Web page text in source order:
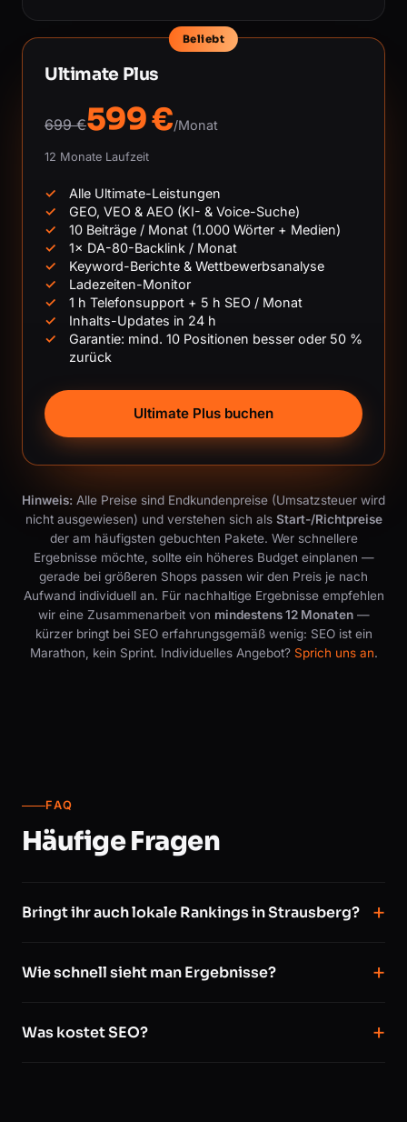
Beliebt
Ultimate Plus
699 €599 €/Monat
12 Monate Laufzeit
Alle Ultimate-Leistungen
GEO, VEO & AEO (KI- & Voice-Suche)
10 Beiträge / Monat (1.000 Wörter + Medien)
1× DA-80-Backlink / Monat
Keyword-Berichte & Wettbewerbsanalyse
Ladezeiten-Monitor
1 h Telefonsupport + 5 h SEO / Monat
Inhalts-Updates in 24 h
Garantie: mind. 10 Positionen besser oder 50 %
zurück
Ultimate Plus buchen
Hinweis: Alle Preise sind Endkundenpreise (Umsatzsteuer wird
nicht ausgewiesen) und verstehen sich als Start-/Richtpreise
der am häufigsten gebuchten Pakete. Wer schnellere
Ergebnisse möchte, sollte ein höheres Budget einplanen —
gerade bei größeren Shops passen wir den Preis je nach
Aufwand individuell an. Für nachhaltige Ergebnisse empfehlen
wir eine Zusammenarbeit von mindestens 12 Monaten—
kürzer bringt bei SEO erfahrungsgemäß wenig: SEO ist ein
Marathon, kein Sprint. Individuelles Angebot? Sprich uns an.
FAQ
Häufige Fragen
Bringt ihr auch lokale Rankings in Strausberg?
Wie schnell sieht man Ergebnisse?
Was kostet SEO?